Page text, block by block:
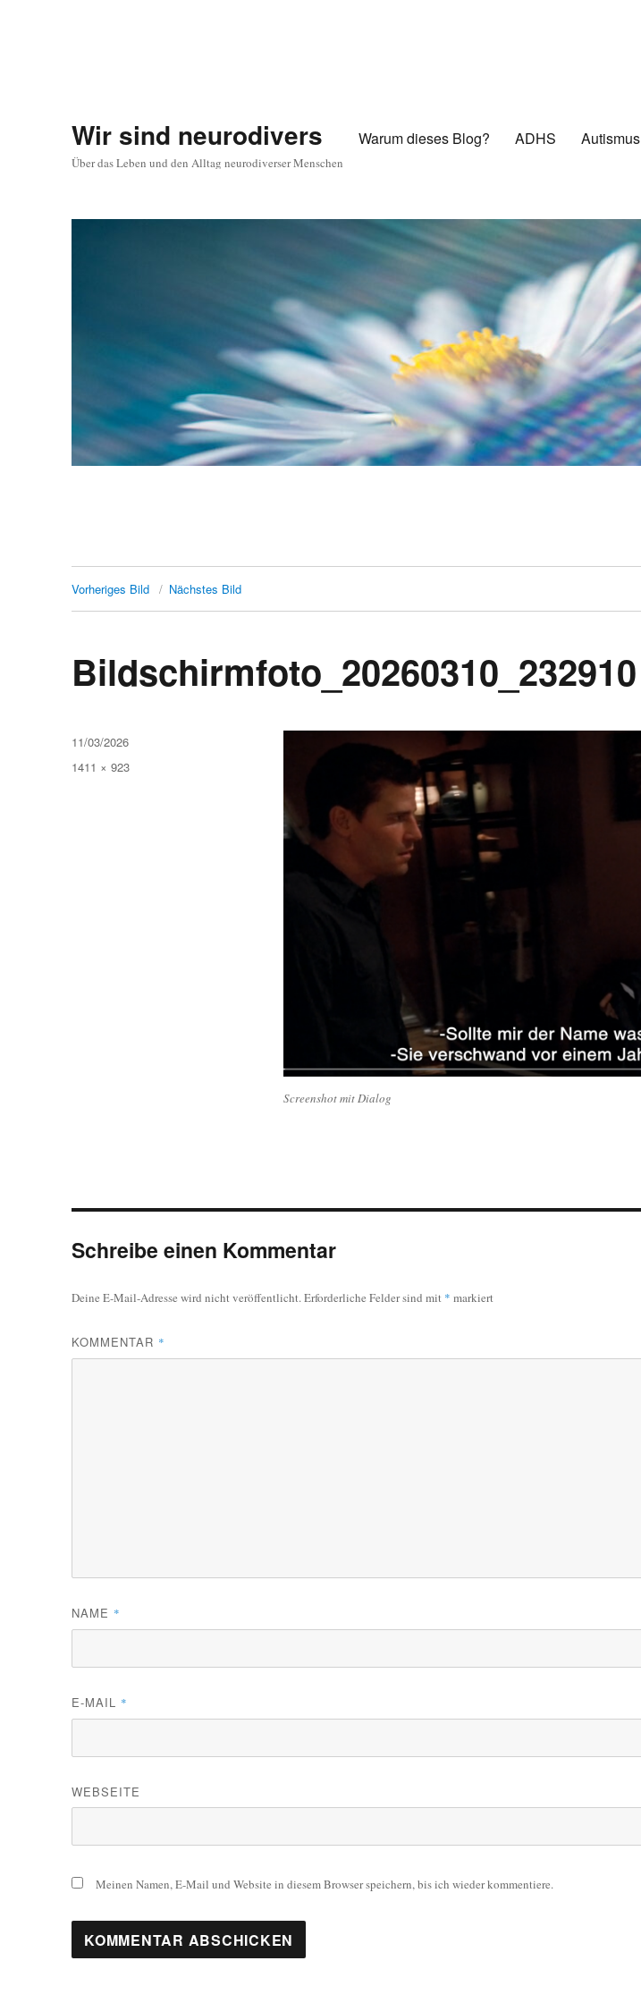
Wir sind neurodivers
Über das Leben und den Alltag neurodiverser Menschen
Warum dieses Blog? ADHS Autismus
Vorheriges Bild Nächstes Bild
Bildschirmfoto_20260310_232910
Screenshot mit Dialog
Veröffentlicht
am
11/03/2026
Originalgröße
1411 × 923
Schreibe einen Kommentar
Deine E-Mail-Adresse wird nicht veröffentlicht.Erforderliche Felder sind mit * markiert
KOMMENTAR *
NAME *
E-MAIL *
WEBSEITE
Meinen Namen, E-Mail und Website in diesem Browser speichern, bis ich wieder kommentiere.